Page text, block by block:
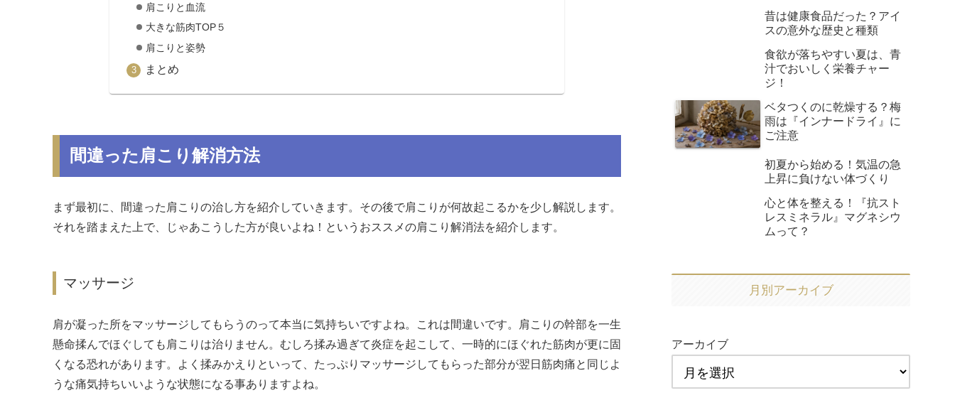
肩こりと血流
大きな筋肉TOP５
肩こりと姿勢
まとめ
間違った肩こり解消方法
まず最初に、間違った肩こりの治し方を紹介していきます。その後で肩こりが何故起こるかを少し解説します。
それを踏まえた上で、じゃあこうした方が良いよね！というおススメの肩こり解消法を紹介します。
マッサージ
肩が凝った所をマッサージしてもらうのって本当に気持ちいですよね。これは間違いです。肩こりの幹部を一生
懸命揉んでほぐしても肩こりは治りません。むしろ揉み過ぎて炎症を起こして、一時的にほぐれた筋肉が更に固
くなる恐れがあります。よく揉みかえりといって、たっぷりマッサージしてもらった部分が翌日筋肉痛と同じよ
うな痛気持ちいいような状態になる事ありますよね。
昔は健康食品だった？アイ
スの意外な歴史と種類
食欲が落ちやすい夏は、青
汁でおいしく栄養チャー
ジ！
ベタつくのに乾燥する？梅
雨は『インナードライ』に
ご注意
初夏から始める！気温の急
上昇に負けない体づくり
心と体を整える！『抗スト
レスミネラル』マグネシウ
ムって？
月別アーカイブ
アーカイブ